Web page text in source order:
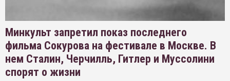
Минкульт запретил показ последнего
фильма Сокурова на фестивале в Москве. В
нем Сталин, Черчилль, Гитлер и Муссолини
спорят о жизни